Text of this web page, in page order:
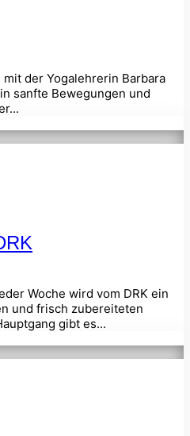
mit der Yogalehrerin Barbara
sanfte Bewegungen und
Woche wird vom DRK ein
und frisch zubereiteten
gibt es...